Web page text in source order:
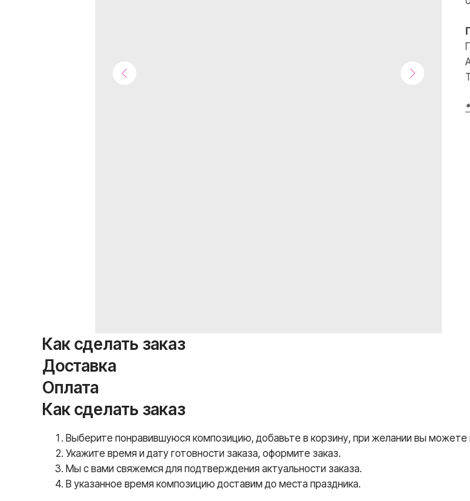
Как сделать заказ
Доставка
Оплата
Как сделать заказ
Выберите понравившуюся композицию, добавьте в корзину, при желании вы можете
Укажите время и дату готовности заказа, оформите заказ.
Мы с вами свяжемся для подтверждения актуальности заказа.
В указанное время композицию доставим до места праздника.